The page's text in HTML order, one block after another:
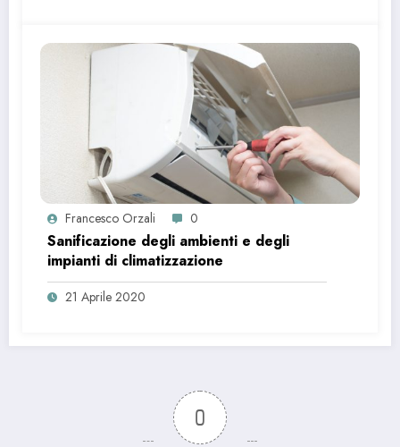
Francesco Orzali 0
Sanificazione degli ambienti e degli
impianti di climatizzazione
21 Aprile 2020
0